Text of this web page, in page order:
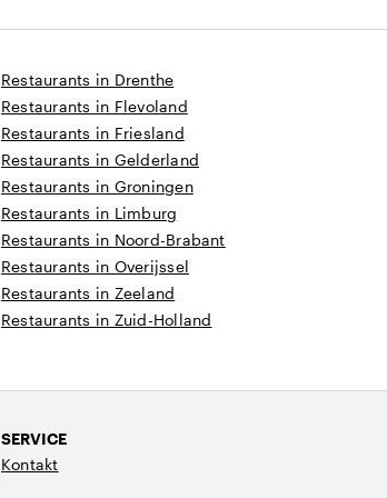
Restaurants in Drenthe
Restaurants in Flevoland
Restaurants in Friesland
Restaurants in Gelderland
Restaurants in Groningen
Restaurants in Limburg
Restaurants in Noord-Brabant
Restaurants in Overijssel
Restaurants in Zeeland
Restaurants in Zuid-Holland
SERVICE
Kontakt